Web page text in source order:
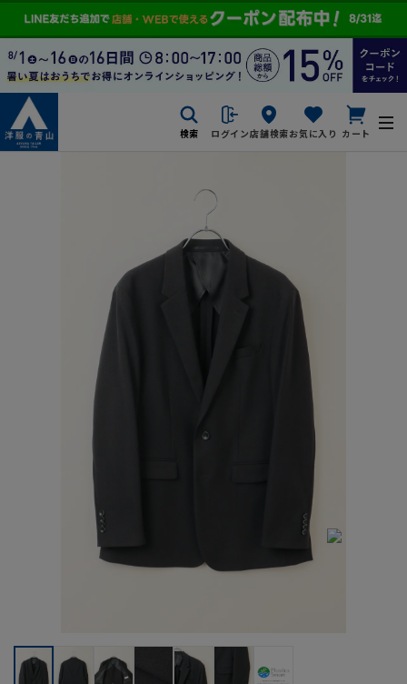
検索 ログイン店舗検索お気に入り カート